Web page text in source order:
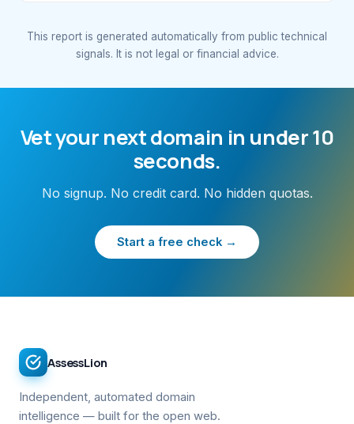
This report is generated automatically from public technical
signals. It is not legal or financial advice.
Vet your next domain in under 10
seconds.
No signup. No credit card. No hidden quotas.
Start a free check →
AssessLion
Independent, automated domain
intelligence — built for the open web.